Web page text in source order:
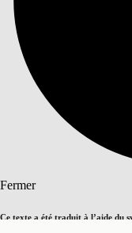
Fermer
Ce texte a été traduit à l’aide du
Table des matières